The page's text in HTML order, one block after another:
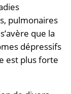
pulmonaires
que la
dépressifs
est plus forte